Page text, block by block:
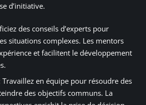
d’initiative.
des conseils d’experts pour
situations complexes. Les mentors
et facilitent le développement
Travaillez en équipe pour résoudre des
des objectifs communs. La